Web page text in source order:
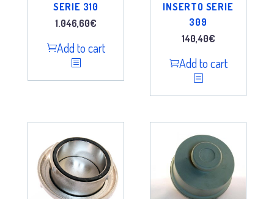
SERIE 310
1.046,60€
Add to cart
INSERTO SERIE
309
140,40€
Add to cart